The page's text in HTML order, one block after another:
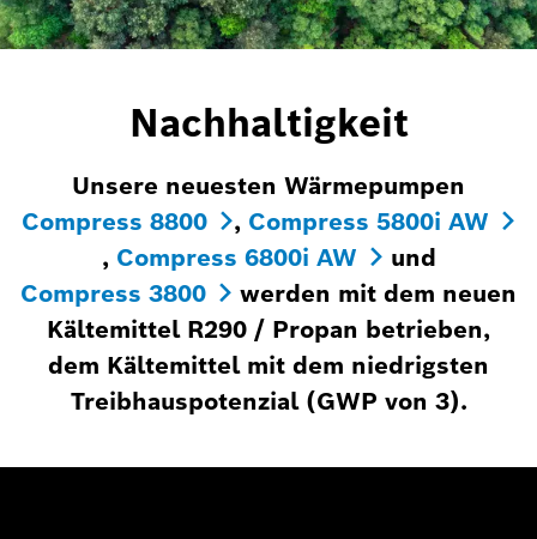
Nachhaltigkeit
Unsere neuesten Wärmepumpen
Compress 8800
, Compress 5800i AW
, Compress 6800i AW
und
Compress 3800
werden mit dem neuen
Kältemittel R290 / Propan betrieben,
dem Kältemittel mit dem niedrigsten
Treibhauspotenzial (GWP von 3).